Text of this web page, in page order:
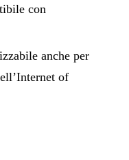
con
anche per
of